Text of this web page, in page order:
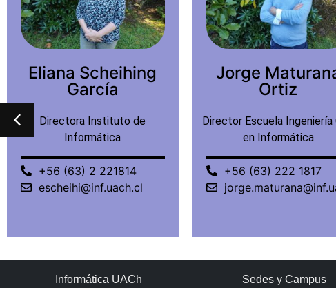
Jorge Maturana
Ortiz
Director Escuela Ingeniería Civil
en Informática
+56 (63) 222 1817
jorge.maturana@inf.uach.cl
Mauricio Ruiz-
Tagle Molina
Académico
+56 (63) 2 293717
mruiztagle@inf.uach.cl
Informática UACh Sedes y Campus